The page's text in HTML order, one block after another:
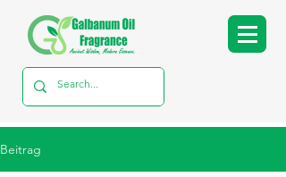
Beitrag